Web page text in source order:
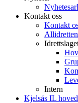
Kontakt oss
Kontakt
Allidretten
Intern
Kjelsås IL